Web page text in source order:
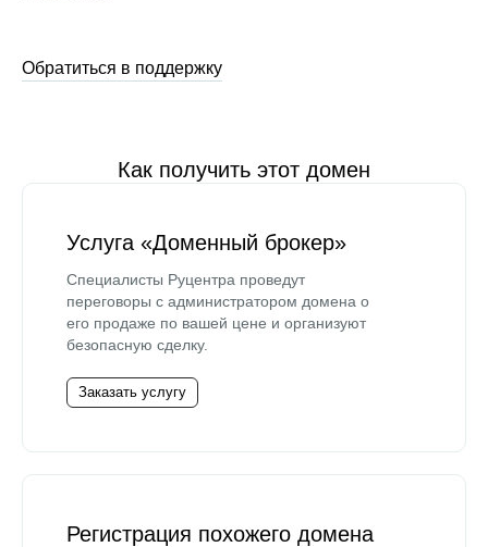
Обратиться в поддержку
Как получить этот домен
Услуга «Доменный брокер»
Специалисты Руцентра проведут
переговоры с администратором домена о
его продаже по вашей цене и организуют
безопасную сделку.
Заказать услугу
Регистрация похожего домена